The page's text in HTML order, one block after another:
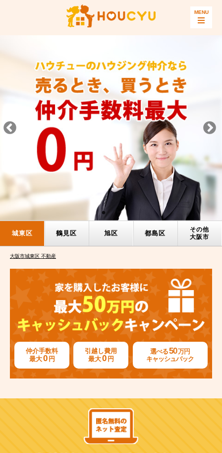
城東区 鶴見区 旭区 都島区
その他
大阪市
大阪市城東区 不動産
仲介手数料
最大0 円
引越し費用
最大0 円
選べる50万円
キャッシュバック